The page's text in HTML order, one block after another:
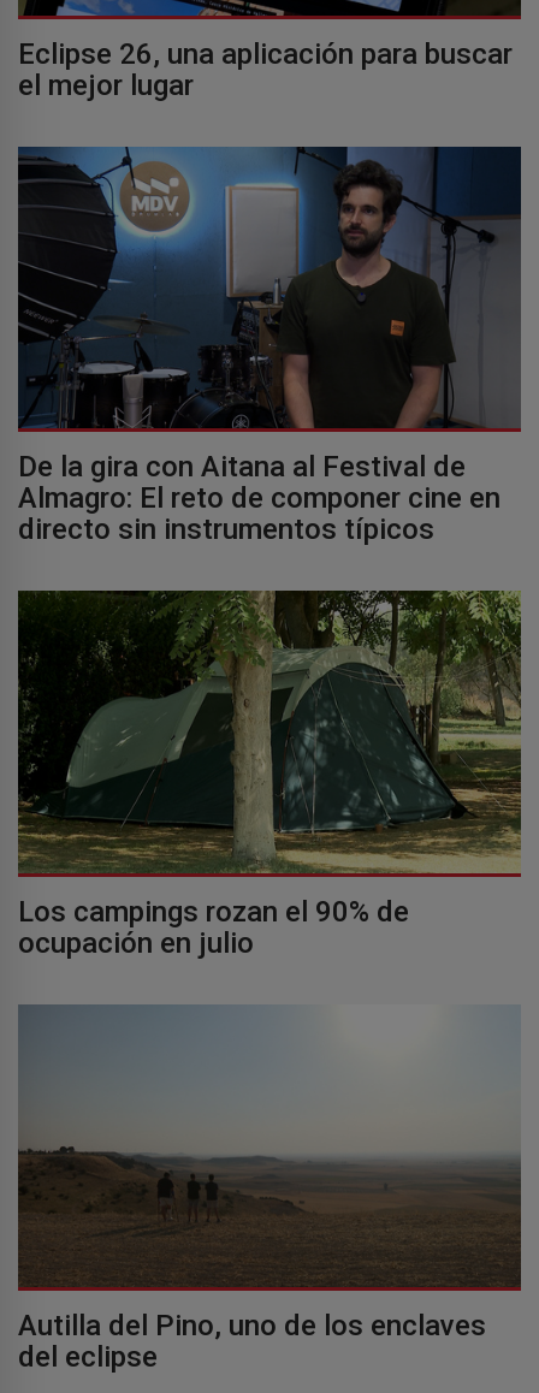
Eclipse 26, una aplicación para buscar
el mejor lugar
De la gira con Aitana al Festival de
Almagro: El reto de componer cine en
directo sin instrumentos típicos
Los campings rozan el 90% de
ocupación en julio
Autilla del Pino, uno de los enclaves
del eclipse